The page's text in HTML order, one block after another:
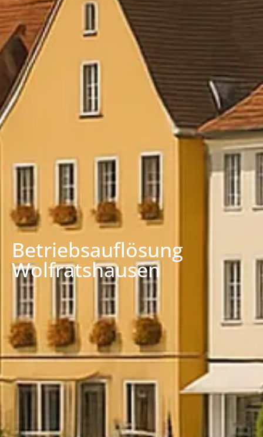
Betriebsauflösung
Wolfratshausen